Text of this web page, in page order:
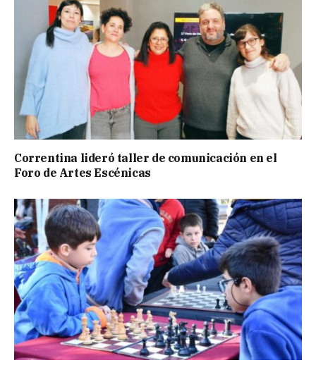
Correntina lideró taller de comunicación en el
Foro de Artes Escénicas